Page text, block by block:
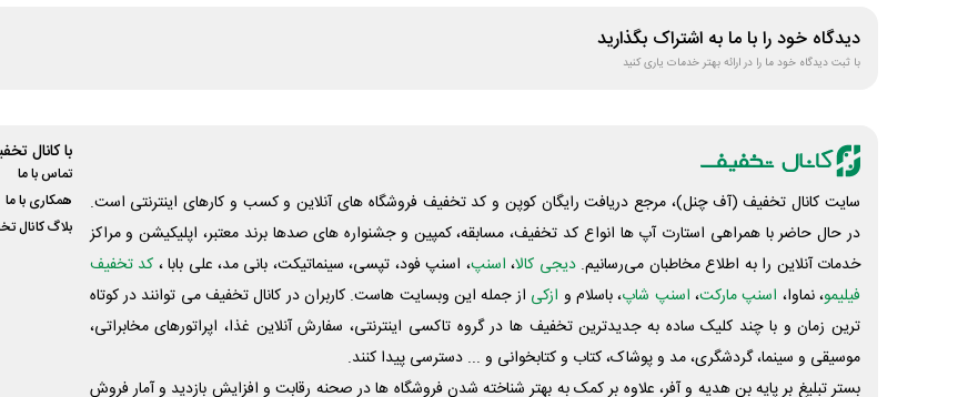
دیدگاه خود را با ما به اشتراک بگذارید
با ثبت دیدگاه خود ما را در ارائه بهتر خدمات یاری کنید
سایت کانال تخفیف (آف چنل)، مرجع دریافت رایگان کوپن و کد تخفیف فروشگاه های آنلاین و کسب و‌ کارهای اینترنتی است.
در حال حاضر با همراهی استارت آپ ها انواع کد تخفیف، مسابقه، کمپین و جشنواره های صدها برند معتبر، اپلیکیشن و مراکز
خدمات آنلاین را به اطلاع مخاطبان می‌رسانیم. دیجی کالا، اسنپ، اسنپ فود، تپسی، سینماتیکت، بانی مد، علی‌ بابا ، کد تخفیف
فیلیمو، نماوا، اسنپ مارکت، اسنپ شاپ، باسلام و ازکی از جمله این وبسایت ‌هاست. کاربران در کانال تخفیف می توانند در کوتاه
ترین زمان و با چند کلیک ساده به جدیدترین تخفیف ها در گروه تاکسی اینترنتی، سفارش آنلاین غذا، اپراتورهای مخابراتی،
موسیقی و سینما، گردشگری، مد و پوشاک، کتاب و کتابخوانی و ... دسترسی پیدا کنند.
بستر تبلیغ بر پایه بن هدیه و آفر، علاوه بر کمک به بهتر شناخته شدن فروشگاه ها در صحنه رقابت و افزایش بازدید و آمار فروش
با کانال
تماس با ما
همکاری با ما
بلاگ کانال